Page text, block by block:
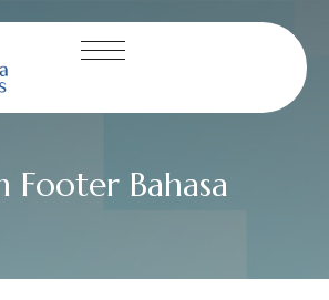
Footer Bahasa